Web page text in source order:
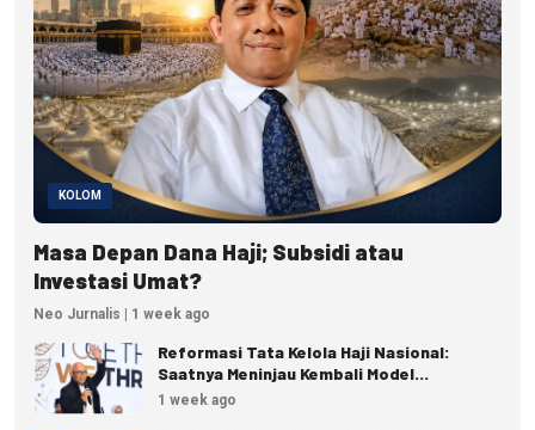
KOLOM
Masa Depan Dana Haji; Subsidi atau
Investasi Umat?
Neo Jurnalis | 1 week ago
Reformasi Tata Kelola Haji Nasional:
Saatnya Meninjau Kembali Model
Pengelolaan Haji Reguler
1 week ago